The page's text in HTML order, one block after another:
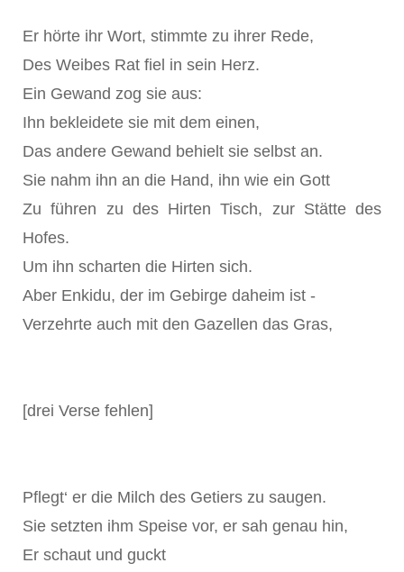
Er hörte ihr Wort, stimmte zu ihrer Rede,
Des Weibes Rat fiel in sein Herz.
Ein Gewand zog sie aus:
Ihn bekleidete sie mit dem einen,
Das andere Gewand behielt sie selbst an.
Sie nahm ihn an die Hand, ihn wie ein Gott
Zu führen zu des Hirten Tisch, zur Stätte des
Hofes.
Um ihn scharten die Hirten sich.
Aber Enkidu, der im Gebirge daheim ist -
Verzehrte auch mit den Gazellen das Gras,
[drei Verse fehlen]
Pflegt‘ er die Milch des Getiers zu saugen.
Sie setzten ihm Speise vor, er sah genau hin,
Er schaut und guckt